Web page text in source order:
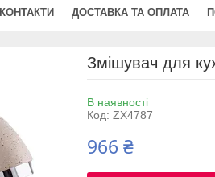
КОНТАКТИ ДОСТАВКА ТА ОПЛАТА
Змішувач для
В наявності
Код: ZX4787
966 ₴